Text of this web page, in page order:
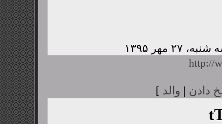
http://
دادن | والد ]